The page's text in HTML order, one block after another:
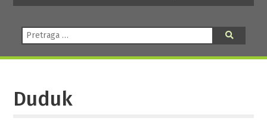
Pretraga:
Duduk